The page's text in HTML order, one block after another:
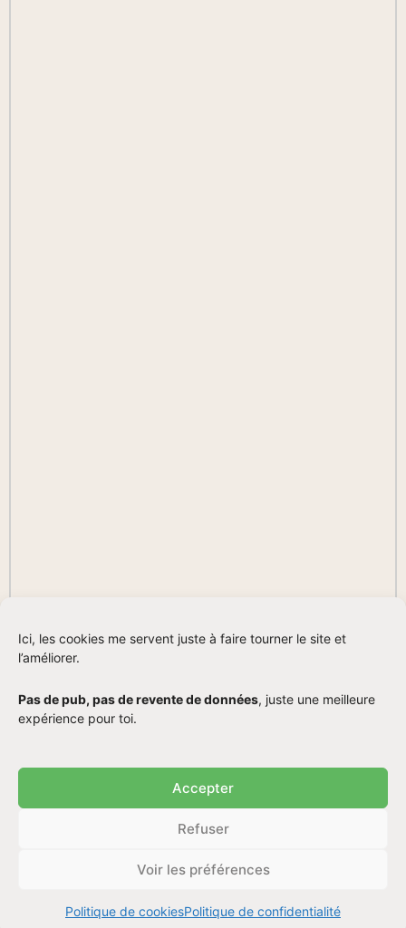
Ici, les cookies me servent juste à faire tourner le site et
l’améliorer.
Pas de pub, pas de revente de données, juste une meilleure
expérience pour toi.
Accepter
Refuser
Voir les préférences
Politique de cookiesPolitique de confidentialité